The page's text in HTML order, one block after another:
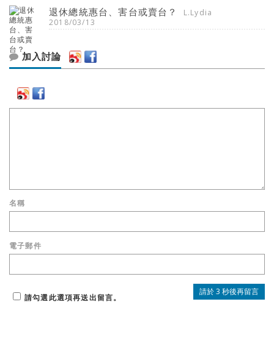
退休總統惠台、害台或賣台？
L.Lydia
2018/03/13
加入討論
名稱
電子郵件
請勾選此選項再送出留言。